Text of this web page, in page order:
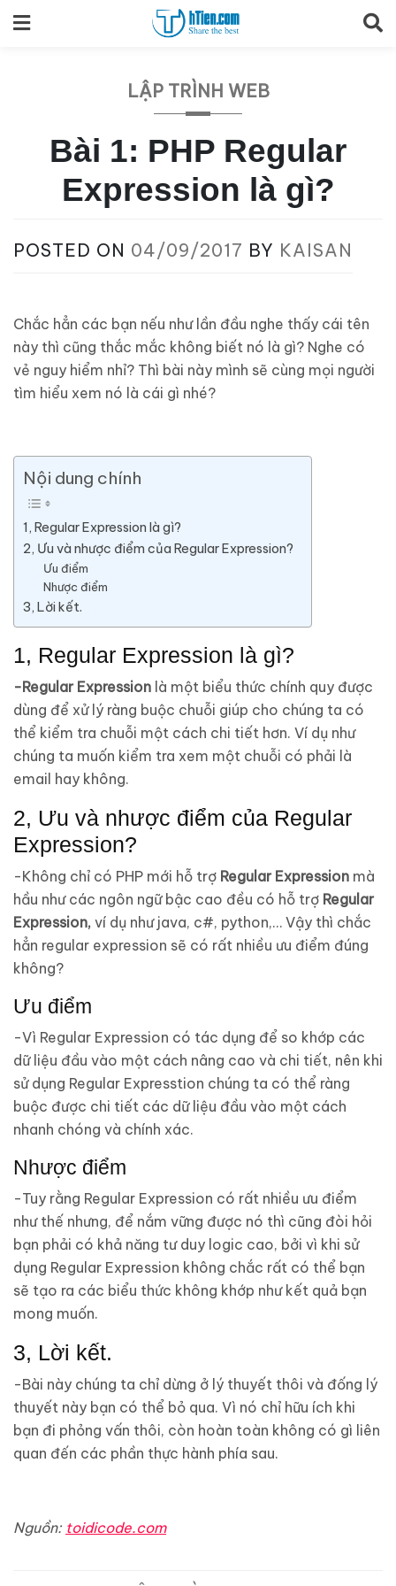
to
LẬP TRÌNH WEB
Bài 1: PHP Regular
Expression là gì?
POSTED ON 04/09/2017 BY KAISAN
Chắc hẳn các bạn nếu như lần đầu nghe thấy cái tên
này thì cũng thắc mắc không biết nó là gì? Nghe có
vẻ nguy hiểm nhỉ? Thì bài này mình sẽ cùng mọi người
tìm hiểu xem nó là cái gì nhé?
Nội dung chính
1, Regular Expression là gì?
2, Ưu và nhược điểm của Regular Expression?
Ưu điểm
Nhược điểm
3, Lời kết.
1, Regular Expression là gì?
-Regular Expression là một biểu thức chính quy được
dùng để xử lý ràng buộc chuỗi giúp cho chúng ta có
thể kiểm tra chuỗi một cách chi tiết hơn. Ví dụ như
chúng ta muốn kiểm tra xem một chuỗi có phải là
email hay không.
2, Ưu và nhược điểm của Regular
Expression?
-Không chỉ có PHP mới hỗ trợ Regular Expression mà
hầu như các ngôn ngữ bậc cao đều có hỗ trợ Regular
Expression, ví dụ như java, c#, python,… Vậy thì chắc
hẳn regular expression sẽ có rất nhiều ưu điểm đúng
không?
Ưu điểm
-Vì Regular Expression có tác dụng để so khớp các
dữ liệu đầu vào một cách nâng cao và chi tiết, nên khi
sử dụng Regular Expresstion chúng ta có thể ràng
buộc được chi tiết các dữ liệu đầu vào một cách
nhanh chóng và chính xác.
Nhược điểm
-Tuy rằng Regular Expression có rất nhiều ưu điểm
như thế nhưng, để nắm vững được nó thì cũng đòi hỏi
bạn phải có khả năng tư duy logic cao, bởi vì khi sử
dụng Regular Expression không chắc rất có thể bạn
sẽ tạo ra các biểu thức không khớp như kết quả bạn
mong muốn.
3, Lời kết.
-Bài này chúng ta chỉ dừng ở lý thuyết thôi và đống lý
thuyết này bạn có thể bỏ qua. Vì nó chỉ hữu ích khi
bạn đi phỏng vấn thôi, còn hoàn toàn không có gì liên
quan đến các phần thực hành phía sau.
Nguồn: toidicode.com